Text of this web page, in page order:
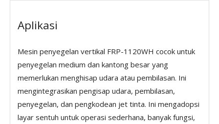
Aplikasi
Mesin penyegelan vertikal FRP-1120WH cocok untuk
penyegelan medium dan kantong besar yang
memerlukan menghisap udara atau pembilasan. Ini
mengintegrasikan pengisap udara, pembilasan,
penyegelan, dan pengkodean jet tinta. Ini mengadopsi
layar sentuh untuk operasi sederhana, banyak fungsi,